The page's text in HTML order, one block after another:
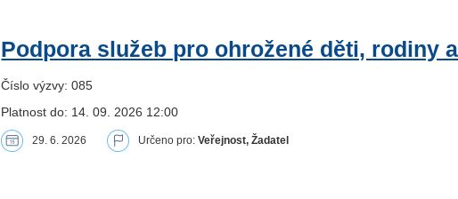
Podpora služeb pro ohrožené děti, rodiny
Číslo výzvy: 085
Platnost do: 14. 09. 2026 12:00
29. 6. 2026 Určeno pro:Veřejnost, Žadatel